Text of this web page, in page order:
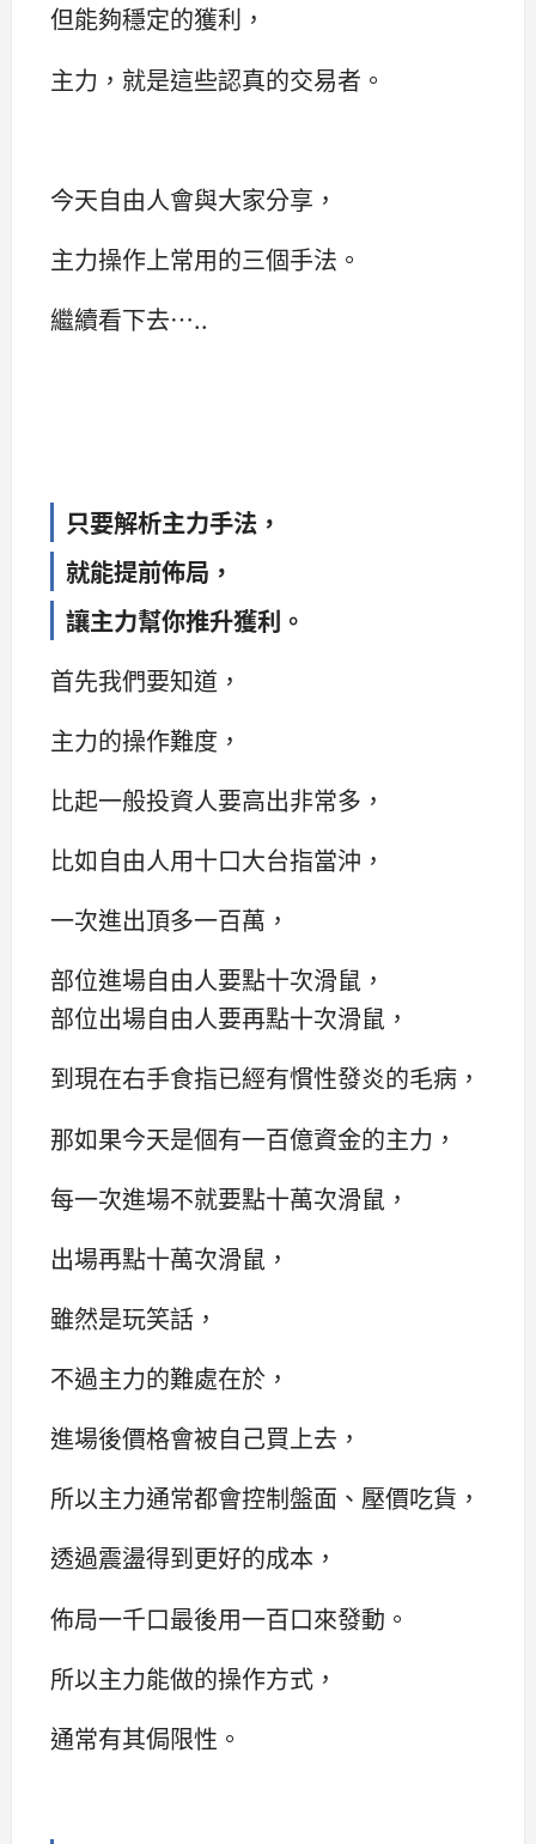
但能夠穩定的獲利，
主力，就是這些認真的交易者。
今天自由人會與大家分享，
主力操作上常用的三個手法。
繼續看下去…..
只要解析主力手法，
就能提前佈局，
讓主力幫你推升獲利。
首先我們要知道，
主力的操作難度，
比起一般投資人要高出非常多，
比如自由人用十口大台指當沖，
一次進出頂多一百萬，
部位進場自由人要點十次滑鼠，
部位出場自由人要再點十次滑鼠，
到現在右手食指已經有慣性發炎的毛病，
那如果今天是個有一百億資金的主力，
每一次進場不就要點十萬次滑鼠，
出場再點十萬次滑鼠，
雖然是玩笑話，
不過主力的難處在於，
進場後價格會被自己買上去，
所以主力通常都會控制盤面、壓價吃貨，
透過震盪得到更好的成本，
佈局一千口最後用一百口來發動。
所以主力能做的操作方式，
通常有其侷限性。